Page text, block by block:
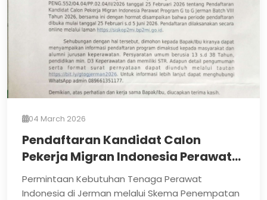
04 March 2026
Pendaftaran Kandidat Calon
Pekerja Migran Indonesia Perawat
Program G to G Jerman VIII Tahun
2026
Permintaan Kebutuhan Tenaga Perawat
Indonesia di Jerman melalui Skema Penempatan